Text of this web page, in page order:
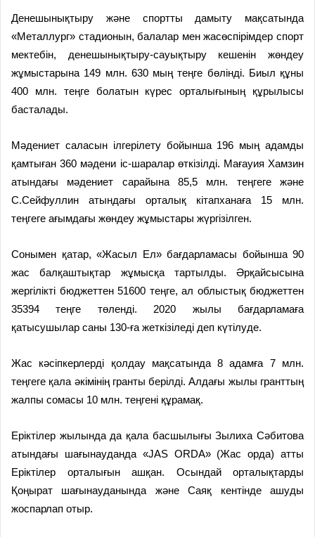
Денешынықтыру және спортты дамыту мақсатында
«Металлург» стадионын, балалар мен жасөспірімдер спорт
мектебін, денешынықтыру-сауықтыру кешенін жөндеу
жұмыстарына 149 млн. 630 мың теңге бөлінді. Биыл құны
400 млн. теңге болатын күрес орталығының құрылысы
басталады.
Мәдениет саласын ілгерілету бойынша 196 мың адамды
қамтыған 360 мәдени іс-шаралар өткізілді. Мағауия Хамзин
атындағы мәдениет сарайына 85,5 млн. теңгеге және
С.Сейфуллин атындағы орталық кітапханаға 15 млн.
теңгеге ағымдағы жөндеу жұмыстары жүргізілген.
Сонымен қатар, «Жасыл Ел» бағдарламасы бойынша 90
жас балқаштықтар жұмысқа тартылды. Әрқайсысына
жергілікті бюджеттен 51600 теңге, ал облыстық бюджеттен
35394 теңге төленді. 2020 жылы бағдарламаға
қатысушылар саны 130-ға жеткізіледі деп күтілуде.
Жас кәсіпкерлерді қолдау мақсатында 8 адамға 7 млн.
теңгеге қала әкімінің гранты берілді. Алдағы жылы гранттың
жалпы сомасы 10 млн. теңгені құрамақ.
Еріктілер жылында да қала басшылығы Зылиха Сәбитова
атындағы шағынауданда «JAS ORDA» (Жас орда) атты
Еріктілер орталығын ашқан. Осындай орталықтарды
Қоңырат шағынауданында және Саяқ кентінде ашуды
жоспарлап отыр.